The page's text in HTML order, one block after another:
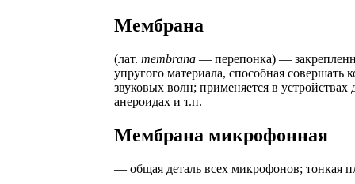
Мембрана
(лат. membrana — перепонка) —
упругого материала, способная
звуковых волн; применяется в
анероидах и т.п.
Мембрана микрофонная
— общая деталь всех микрофонов; тонкая